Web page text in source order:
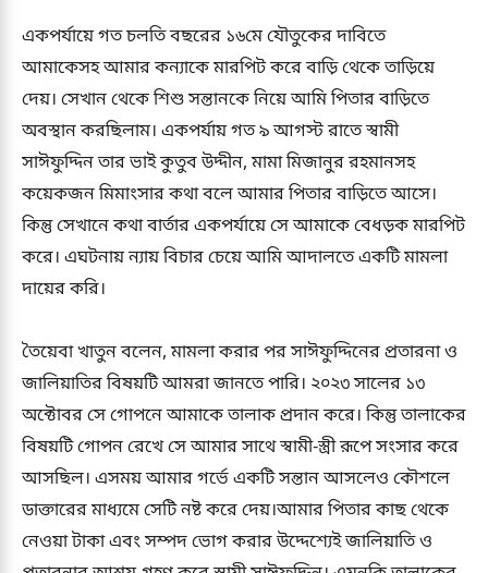
একপর্যায়ে গত চলতি বছরের ১৬মে যৌতুকের দাবিতে
আমাকেসহ আমার কন্যাকে মারপিট করে বাড়ি থেকে তাড়িয়ে
দেয়। সেখান থেকে শিশু সন্তানকে নিয়ে আমি পিতার বাড়িতে
অবস্থান করছিলাম। একপর্যায় গত ৯ আগস্ট রাতে স্বামী
সাঈফুদ্দিন তার ভাই কুতুব উদ্দীন, মামা মিজানুর রহমানসহ
কয়েকজন মিমাংসার কথা বলে আমার পিতার বাড়িতে আসে।
কিন্তু সেখানে কথা বার্তার একপর্যায়ে সে আমাকে বেধড়ক মারপিট
করে। এঘটনায় ন্যায় বিচার চেয়ে আমি আদালতে একটি মামলা
দায়ের করি।
তৈয়েবা খাতুন বলেন, মামলা করার পর সাঈফুদ্দিনের প্রতারনা ও
জালিয়াতির বিষয়টি আমরা জানতে পারি। ২০২৩ সালের ১৩
অক্টোবর সে গোপনে আমাকে তালাক প্রদান করে। কিন্তু তালাকের
বিষয়টি গোপন রেখে সে আমার সাথে স্বামী-স্ত্রী রূপে সংসার করে
আসছিল। এসময় আমার গর্ভে একটি সন্তান আসলেও কৌশলে
ডাক্তারের মাধ্যমে সেটি নষ্ট করে দেয়।আমার পিতার কাছ থেকে
নেওয়া টাকা এবং সম্পদ ভোগ করার উদ্দেশ্যেই জালিয়াতি ও